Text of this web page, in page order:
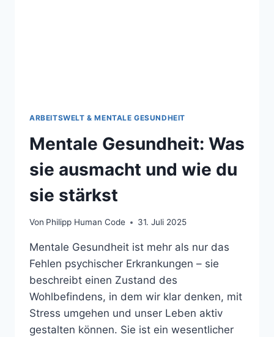
ARBEITSWELT & MENTALE GESUNDHEIT
Mentale Gesundheit: Was
sie ausmacht und wie du
sie stärkst
Von Philipp Human Code 31. Juli 2025
Mentale Gesundheit ist mehr als nur das
Fehlen psychischer Erkrankungen – sie
beschreibt einen Zustand des
Wohlbefindens, in dem wir klar denken, mit
Stress umgehen und unser Leben aktiv
gestalten können. Sie ist ein wesentlicher